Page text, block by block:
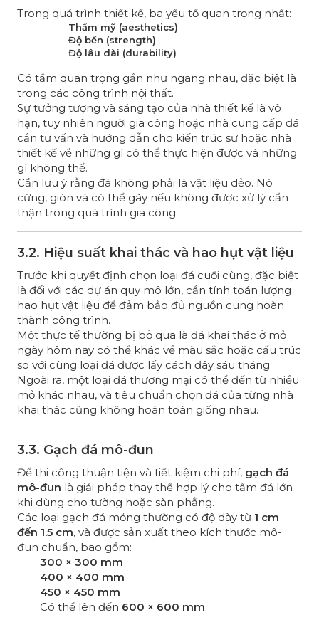
Trong quá trình thiết kế, ba yếu tố quan trọng nhất:
Thẩm mỹ (aesthetics)
Độ bền (strength)
Độ lâu dài (durability)
Có tầm quan trọng gần như ngang nhau, đặc biệt là
trong các công trình nội thất.
Sự tưởng tượng và sáng tạo của nhà thiết kế là vô
hạn, tuy nhiên người gia công hoặc nhà cung cấp đá
cần tư vấn và hướng dẫn cho kiến trúc sư hoặc nhà
thiết kế về những gì có thể thực hiện được và những
gì không thể.
Cần lưu ý rằng đá không phải là vật liệu dẻo. Nó
cứng, giòn và có thể gãy nếu không được xử lý cẩn
thận trong quá trình gia công.
3.2. Hiệu suất khai thác và hao hụt vật liệu
Trước khi quyết định chọn loại đá cuối cùng, đặc biệt
là đối với các dự án quy mô lớn, cần tính toán lượng
hao hụt vật liệu để đảm bảo đủ nguồn cung hoàn
thành công trình.
Một thực tế thường bị bỏ qua là đá khai thác ở mỏ
ngày hôm nay có thể khác về màu sắc hoặc cấu trúc
so với cùng loại đá được lấy cách đây sáu tháng.
Ngoài ra, một loại đá thương mại có thể đến từ nhiều
mỏ khác nhau, và tiêu chuẩn chọn đá của từng nhà
khai thác cũng không hoàn toàn giống nhau.
3.3. Gạch đá mô-đun
Để thi công thuận tiện và tiết kiệm chi phí, gạch đá
mô-đun là giải pháp thay thế hợp lý cho tấm đá lớn
khi dùng cho tường hoặc sàn phẳng.
Các loại gạch đá mỏng thường có độ dày từ 1 cm
đến 1.5 cm, và được sản xuất theo kích thước mô-
đun chuẩn, bao gồm:
300 × 300 mm
400 × 400 mm
450 × 450 mm
Có thể lên đến 600 × 600 mm